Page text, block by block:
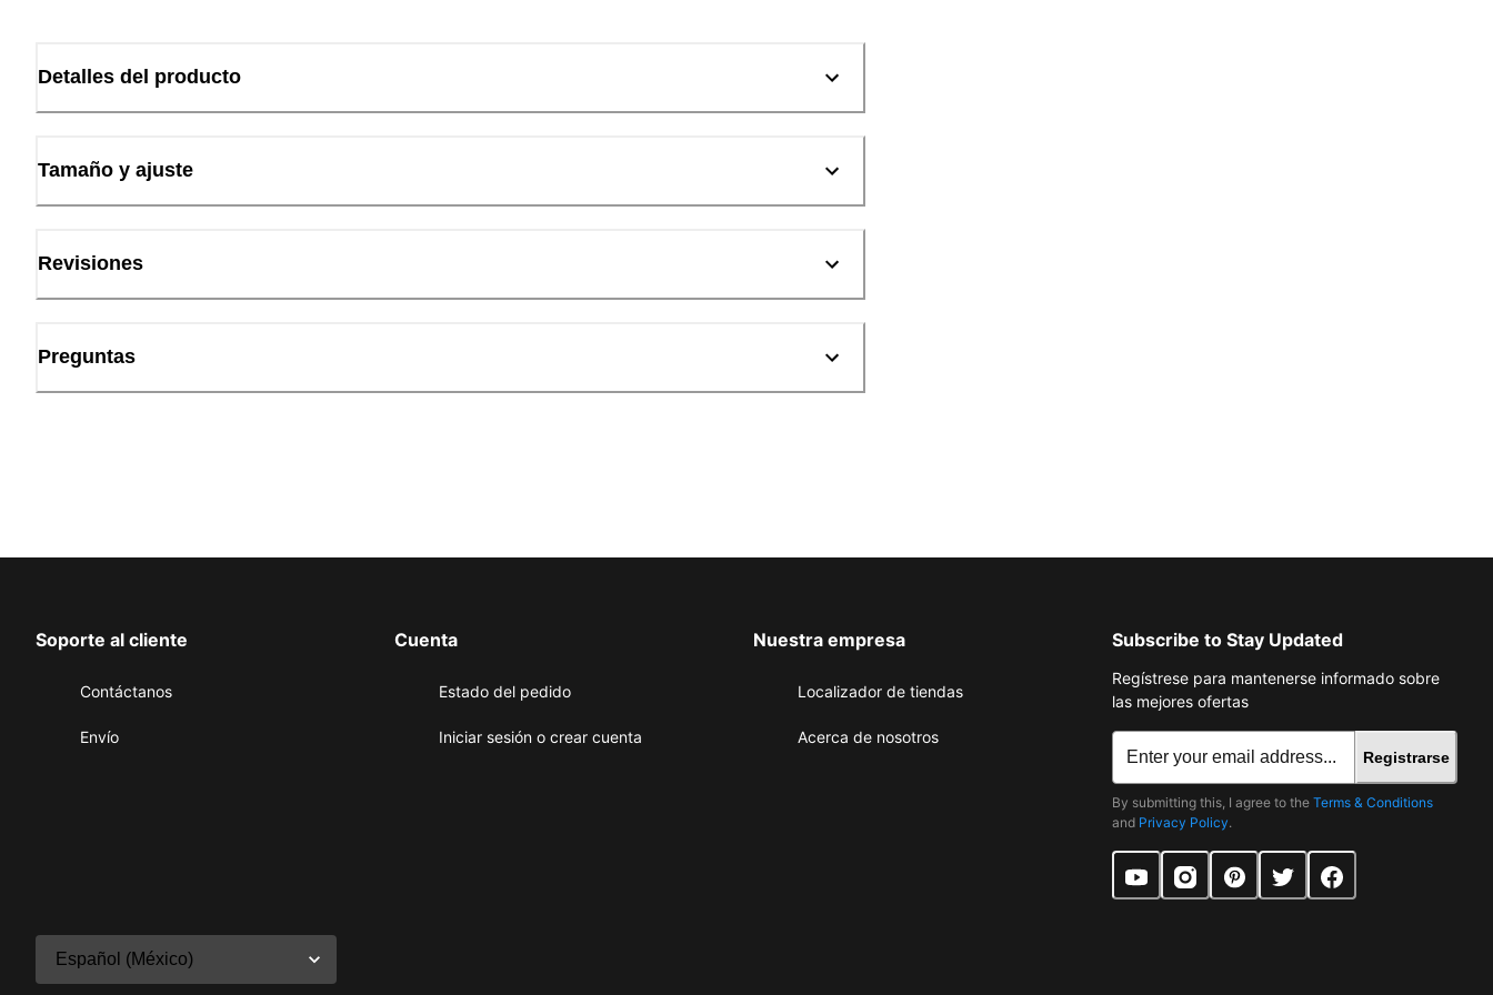
Detalles del producto
Tamaño y ajuste
Revisiones
Preguntas
Soporte al cliente
Contáctanos
Envío
Cuenta
Estado del pedido
Iniciar sesión o crear cuenta
Nuestra empresa
Localizador de tiendas
Acerca de nosotros
Subscribe to Stay Updated
Regístrese para mantenerse informado sobre
las mejores ofertas
Registrarse
By submitting this, I agree to the Terms & Conditions
and Privacy Policy.